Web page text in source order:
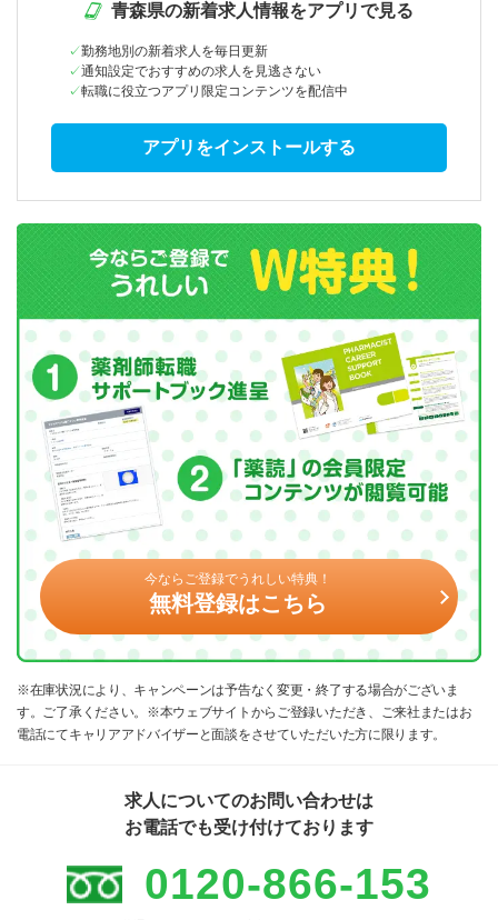
青森県の新着求人情報をアプリで見る
勤務地別の新着求人を毎日更新
通知設定でおすすめの求人を見逃さない
転職に役立つアプリ限定コンテンツを配信中
アプリをインストールする
今ならご登録でうれしい特典！
無料登録はこちら
※在庫状況により、キャンペーンは予告なく変更・終了する場合がございま
す。ご了承ください。※本ウェブサイトからご登録いただき、ご来社またはお
電話にてキャリアアドバイザーと面談をさせていただいた方に限ります。
求人についてのお問い合わせは
お電話でも受け付けております
0120-866-153